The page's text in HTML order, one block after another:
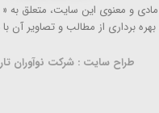
و معنوی این سایت، متعلق به
بهره ‌برداری از مطالب و تصاویر آن
طراح سایت : شرکت نوآوران